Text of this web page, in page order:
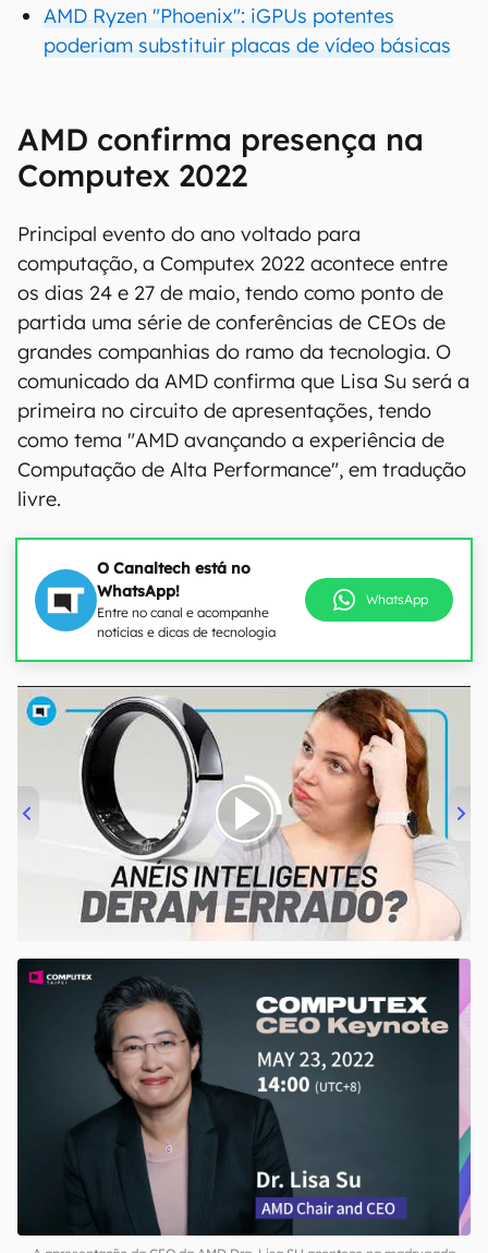
AMD Ryzen "Phoenix": iGPUs potentes
poderiam substituir placas de vídeo básicas
AMD confirma presença na
Computex 2022
Principal evento do ano voltado para
computação, a Computex 2022 acontece entre
os dias 24 e 27 de maio, tendo como ponto de
partida uma série de conferências de CEOs de
grandes companhias do ramo da tecnologia. O
comunicado da AMD confirma que Lisa Su será a
primeira no circuito de apresentações, tendo
como tema "AMD avançando a experiência de
Computação de Alta Performance", em tradução
livre.
O Canaltech está no
WhatsApp!
Entre no canal e acompanhe
notícias e dicas de tecnologia
WhatsApp
00:00/21:11